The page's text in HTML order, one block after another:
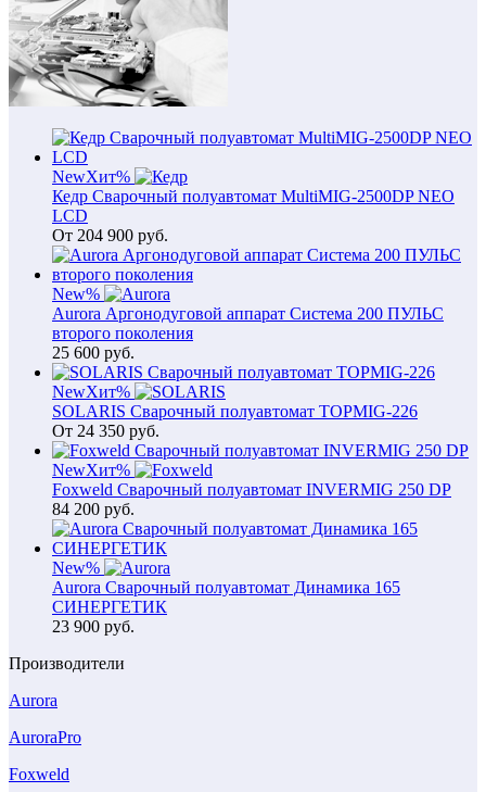
NewХит%
Кедр Сварочный полуавтомат MultiMIG-2500DP NEO
LCD
От 204 900 руб.
New%
Aurora Аргонодуговой аппарат Система 200 ПУЛЬС
второго поколения
25 600 руб.
NewХит%
SOLARIS Сварочный полуавтомат TOPMIG-226
От 24 350 руб.
NewХит%
Foxweld Сварочный полуавтомат INVERMIG 250 DP
84 200 руб.
New%
Aurora Сварочный полуавтомат Динамика 165
СИНЕРГЕТИК
23 900 руб.
Производители
Aurora
AuroraPro
Foxweld